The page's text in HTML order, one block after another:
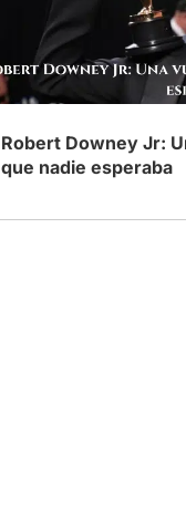
Robert Downey Jr:
que nadie esperaba